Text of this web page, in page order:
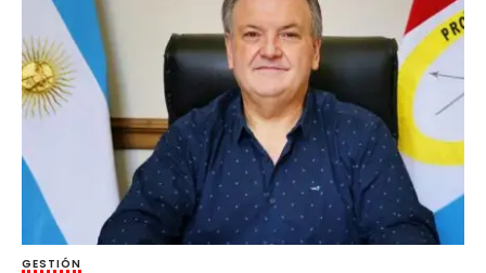
GESTIÓN